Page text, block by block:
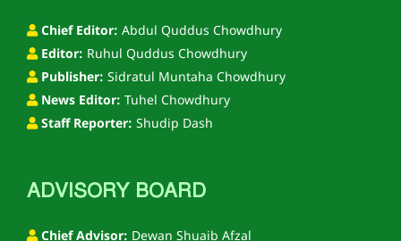
Chief Editor: Abdul Quddus Chowdhury
Editor: Ruhul Quddus Chowdhury
Publisher: Sidratul Muntaha Chowdhury
News Editor: Tuhel Chowdhury
Staff Reporter: Shudip Dash
ADVISORY BOARD
Chief Advisor: Dewan Shuaib Afzal